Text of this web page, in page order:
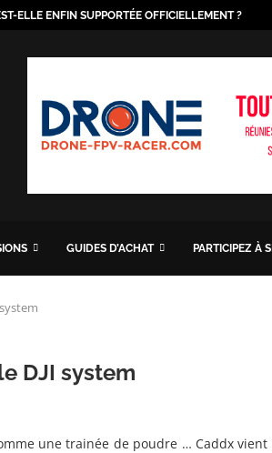
ELLE ENFIN SUPPORTÉE OFFICIELLEMENT ?
GUIDES D’ACHAT PARTICIPEZ À
DJI system
une trainée de poudre … Caddx vient